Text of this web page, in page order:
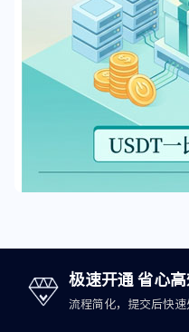
极速开通 省心
流程简化，提交后快